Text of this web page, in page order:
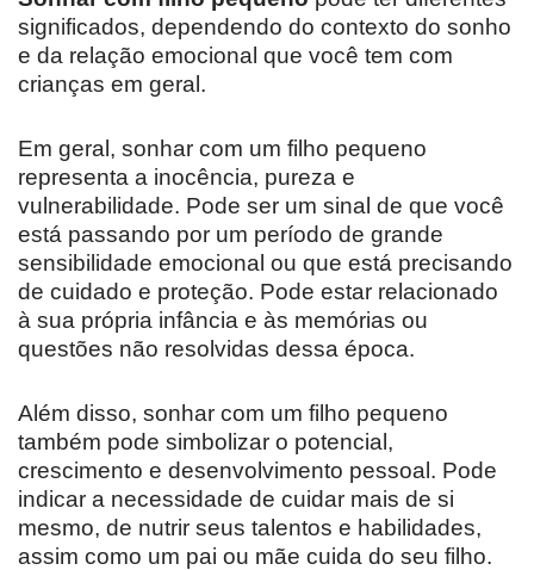
significados, dependendo do contexto do sonho
e da relação emocional que você tem com
crianças em geral.
Em geral, sonhar com um filho pequeno
representa a inocência, pureza e
vulnerabilidade. Pode ser um sinal de que você
está passando por um período de grande
sensibilidade emocional ou que está precisando
de cuidado e proteção. Pode estar relacionado
à sua própria infância e às memórias ou
questões não resolvidas dessa época.
Além disso, sonhar com um filho pequeno
também pode simbolizar o potencial,
crescimento e desenvolvimento pessoal. Pode
indicar a necessidade de cuidar mais de si
mesmo, de nutrir seus talentos e habilidades,
assim como um pai ou mãe cuida do seu filho.